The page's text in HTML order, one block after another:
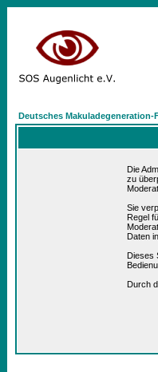
Deutsches
Die
zu
Sie
Regel
Daten
Dieses
Durch